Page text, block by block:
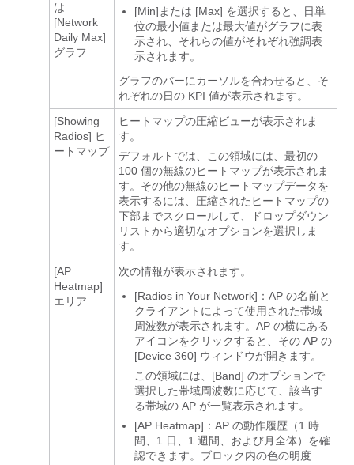
は
[Network
Daily Max]
グラフ
[Min]または [Max] を選択すると、日単
位の最小値または最大値がグラフに表
示され、それらの値がそれぞれ強調表
示されます。
グラフのバーにカーソルを合わせると、そ
れぞれの日の KPI 値が表示されます。
[Showing
Radios] ヒ
ートマップ
ヒートマップの圧縮ビューが表示されま
す。
デフォルトでは、この領域には、最初の
100 個の無線のヒートマップが表示されま
す。その他の無線のヒートマップデータを
表示するには、圧縮されたヒートマップの
下部までスクロールして、ドロップダウン
リストから適切なオプションを選択しま
す。
[AP
Heatmap]
エリア
次の情報が表示されます。
[Radios in Your Network] ：AP の名前と
クライアントによって使用された帯域
周波数が表示されます。AP の横にある
アイコンをクリックすると、その AP の
[Device 360] ウィンドウが開きます。
この領域には、[Band] のオプションで
選択した帯域周波数に応じて、該当す
る帯域の AP が一覧表示されます。
[AP Heatmap]：AP の動作履歴（1 時
間、1 日、1 週間、および月全体）を確
認できます。 ブロック内の色の明度